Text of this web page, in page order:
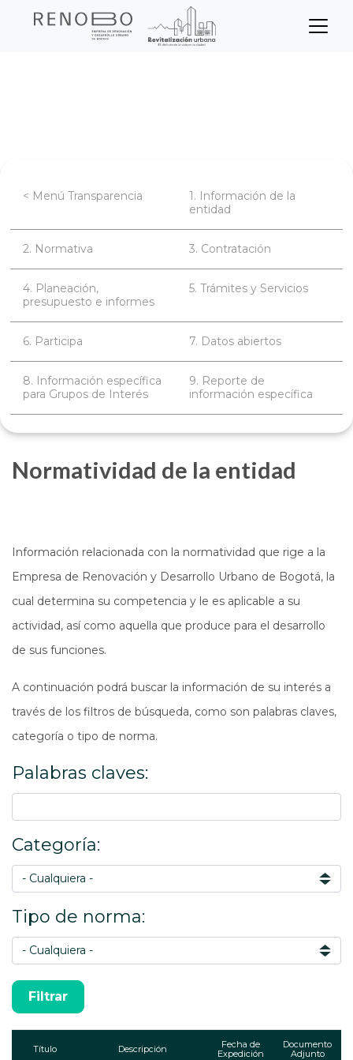
Sitio Web Empresa de
Transparencia
< Menú Transparencia
1. Información de la
entidad
2. Normativa 3. Contratación
4. Planeación,
presupuesto e informes
5. Trámites y Servicios
6. Participa 7. Datos abiertos
8. Información específica
para Grupos de Interés
9. Reporte de
información específica
Normatividad de la entidad
Información relacionada con la normatividad que rige a la
Empresa de Renovación y Desarrollo Urbano de Bogotá, la
cual determina su competencia y le es aplicable a su
actividad, así como aquella que produce para el desarrollo
de sus funciones.
A continuación podrá buscar la información de su interés a
través de los filtros de búsqueda, como son palabras claves,
categoría o tipo de norma.
Palabras claves:
Categoría:
Tipo de norma:
Título Descripción
Fecha de
Expedición
Documento
Adjunto